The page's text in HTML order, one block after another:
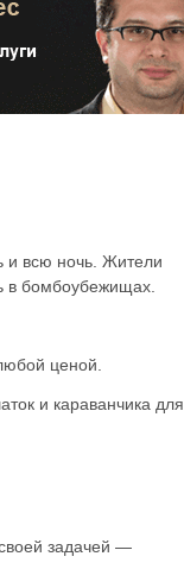
и всю ночь. Жители
в бомбоубежищах.
ценой.
и караванчика для
задачей —